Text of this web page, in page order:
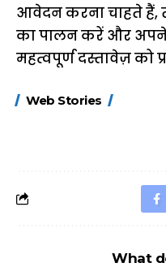
आवेदन करना चाहते हैं,
का पालन करें और
महत्वपूर्ण दस्तावेज़ को
Web Stories
FASTag के ये नए
What